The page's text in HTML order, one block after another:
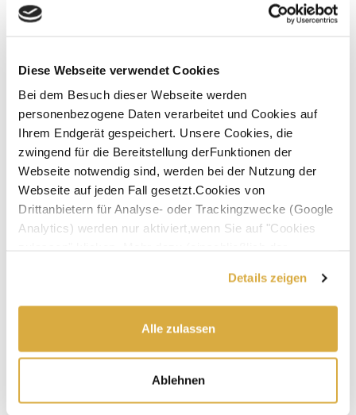
Diese Webseite verwendet Cookies
Bei dem Besuch dieser Webseite werden
personenbezogene Daten verarbeitet und Cookies auf
Ihrem Endgerät gespeichert. Unsere Cookies, die
zwingend für die Bereitstellung derFunktionen der
Webseite notwendig sind, werden bei der Nutzung der
Webseite auf jeden Fall gesetzt.Cookies von
Drittanbietern für Analyse- oder Trackingzwecke (Google
Analytics) werden nur aktiviert,wenn Sie auf "Cookies
Datenschutzerklärung—
Impressum.
Details zeigen
Alle zulassen
Ablehnen
Das perfekte Geschenk für Freunde, Familie und
Kostengünstig direkt von der Confiserie Seidl
Kein Händler, keine Agentur – kostengünstig direkt
beim Hersteller bestellen!
Schokolade von höchster Qualität
Der 54 mm große Schokoladentaler wird aus edler
Vollmilchschokolade mit 33% Kakao liebevoll